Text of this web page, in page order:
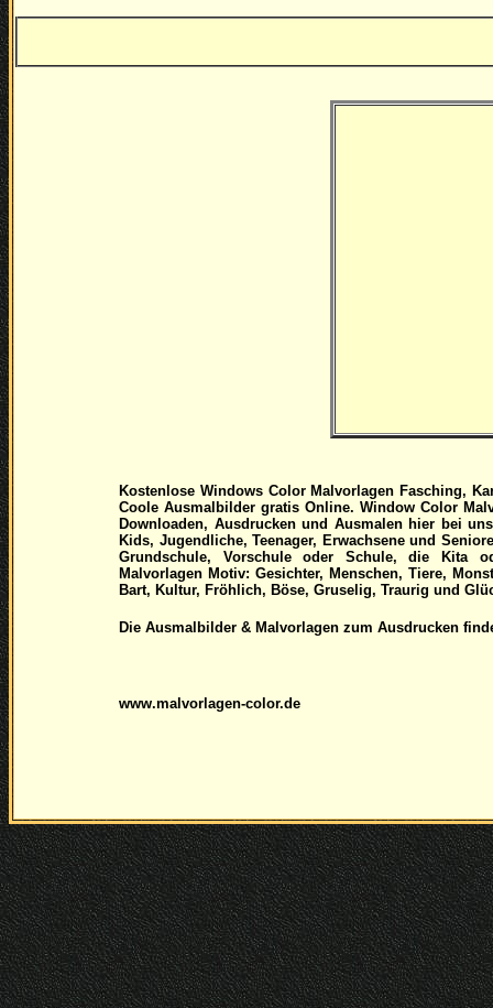
Kostenlose Windows Color Malvorlagen Fasching,
Coole Ausmalbilder gratis Online.Window Color
Downloaden, Ausdrucken und Ausmalen hier bei
Kids, Jugendliche, Teenager, Erwachsene und
Grundschule, Vorschule oder Schule, die Kita
Malvorlagen Motiv: Gesichter, Menschen, Tiere,
Bart, Kultur, Fröhlich, Böse, Gruselig, Traurig und
Die Ausmalbilder & Malvorlagen zum Ausdrucken
www.malvorlagen-color.de